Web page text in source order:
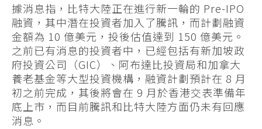
據消息指，比特大陸正在進行新一輪的 Pre-IPO
融資，其中潛在投資者加入了騰訊，而計劃融資
金額為 10 億美元，投後估值達到 150 億美元。
之前已有消息的投資者中，已經包括有新加坡政
府投資公司（GIC）、阿布達比投資局和加拿大
養老基金等大型投資機構，融資計劃預計在 8 月
初之前完成，其後將會在 9 月於香港交表準備年
底上市，而目前騰訊和比特大陸方面仍未有回應
消息。